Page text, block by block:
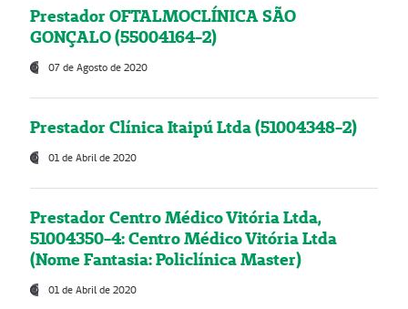
Prestador OFTALMOCLÍNICA SÃO
GONÇALO (55004164-2)
07 de Agosto de 2020
Prestador Clínica Itaipú Ltda (51004348-2)
01 de Abril de 2020
Prestador Centro Médico Vitória Ltda,
51004350-4: Centro Médico Vitória Ltda
(Nome Fantasia: Policlínica Master)
01 de Abril de 2020